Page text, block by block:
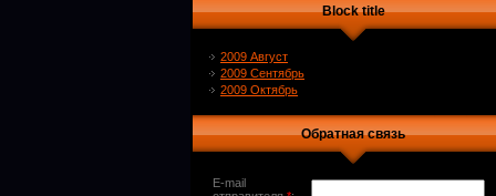
Block title
2009 Август
2009 Сентябрь
2009 Октябрь
Обратная связь
E-mail